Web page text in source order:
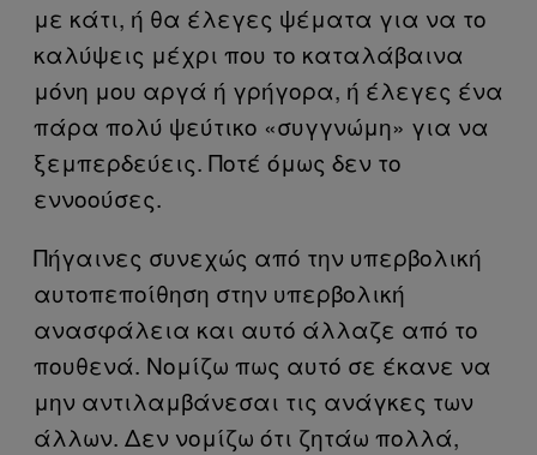
με κάτι, ή θα έλεγες ψέματα για να το
καλύψεις μέχρι που το καταλάβαινα
μόνη μου αργά ή γρήγορα, ή έλεγες ένα
πάρα πολύ ψεύτικο «συγγνώμη» για να
ξεμπερδεύεις. Ποτέ όμως δεν το
εννοούσες.
Πήγαινες συνεχώς από την υπερβολική
αυτοπεποίθηση στην υπερβολική
ανασφάλεια και αυτό άλλαζε από το
πουθενά. Νομίζω πως αυτό σε έκανε να
μην αντιλαμβάνεσαι τις ανάγκες των
άλλων. Δεν νομίζω ότι ζητάω πολλά,